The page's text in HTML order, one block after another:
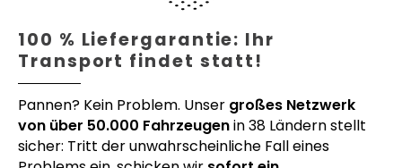
100 % Liefergarantie: Ihr
Transport findet statt!
Pannen? Kein Problem. Unser großes Netzwerk
von über 50.000 Fahrzeugenin 38 Ländern stellt
sicher: Tritt der unwahrscheinliche Fall eines